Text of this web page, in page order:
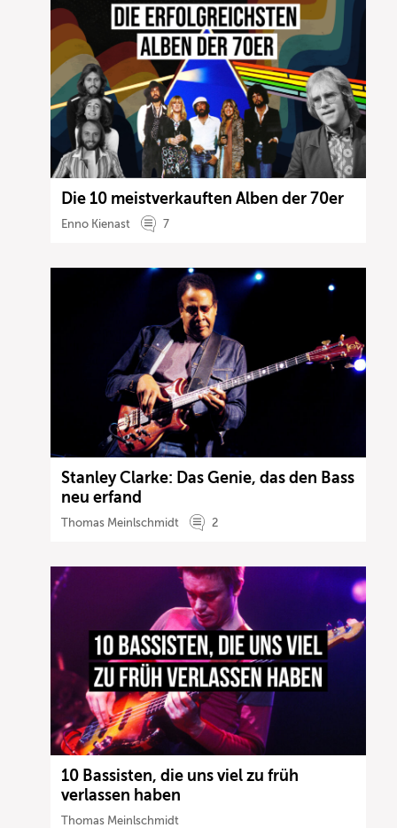
Die 10 meistverkauften Alben der 70er
Enno Kienast 7
Stanley Clarke: Das Genie, das den Bass
neu erfand
Thomas Meinlschmidt 2
10 Bassisten, die uns viel zu früh
verlassen haben
Thomas Meinlschmidt